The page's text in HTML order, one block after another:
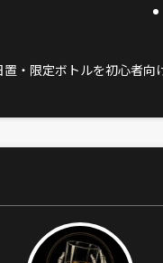
・限定ボトルを初心者向